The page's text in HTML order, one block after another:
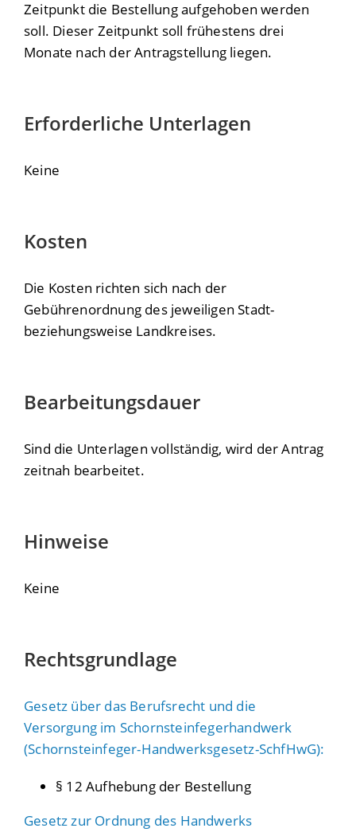
Zeitpunkt die Bestellung aufgehoben werden
soll. Dieser Zeitpunkt soll frühestens drei
Monate nach der Antragstellung liegen.
Erforderliche Unterlagen
Keine
Kosten
Die Kosten richten sich nach der
Gebührenordnung des jeweiligen Stadt-
beziehungsweise Landkreises.
Bearbeitungsdauer
Sind die Unterlagen vollständig, wird der Antrag
zeitnah bearbeitet.
Hinweise
Keine
Rechtsgrundlage
Gesetz über das Berufsrecht und die
Versorgung im Schornsteinfegerhandwerk
(Schornsteinfeger-Handwerksgesetz-SchfHwG):
§ 12 Aufhebung der Bestellung
Gesetz zur Ordnung des Handwerks